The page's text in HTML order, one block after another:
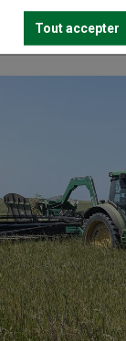
AUSSI
Tout accepter